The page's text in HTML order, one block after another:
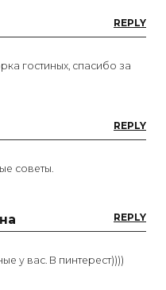
REPLY
гостиных, спасибо за
REPLY
советы.
REPLY
у вас. В пинтерест))))